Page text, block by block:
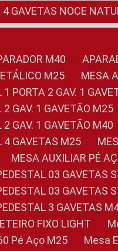
4 GAVETAS NOCE
M40
M25
1 PORTA 2 GAV. 1
2 GAV. 1 GAVETÃO M25
2 GAV. 1 GAVETÃO M40
4 GAVETAS M25
MESA AUXILIAR PÉ
03 GAVETAS
03 GAVETAS
3 GAVETAS
FIXO LIGHT
Pé Aço M25